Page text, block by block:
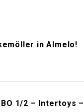
in Almelo!
1/2 – Intertoys